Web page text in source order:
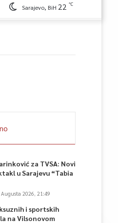
Sarajevo, BiH 22 ℃
za TVSA: Novi
u Sarajevu “Tabia
2026, 21:49
i sportskih
na Vilsonovom